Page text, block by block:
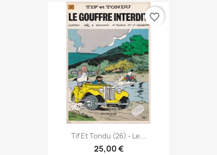
Tif Et Tondu (26) - Le...
25,00 €
favorite_border